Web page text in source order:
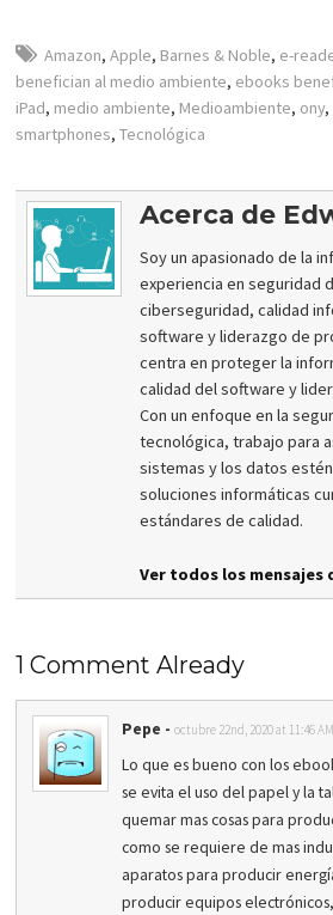
Amazon,Apple, Barnes & Noble, e-
benefician al medio ambiente, ebooks
iPad, medio ambiente, Medioambiente, ony,
smartphones,Tecnológica
Acerca de
Soy un apasionado de la
experiencia en seguridad
ciberseguridad, calidad
software y liderazgo de
centra en proteger la
calidad del software y
Con un enfoque en la
tecnológica, trabajo para
sistemas y los datos
soluciones informáticas
estándares de calidad.
Ver todos los mensajes
1 Comment Already
Pepe - octubre 22nd, 2020 at 11:46 AM
Lo que es bueno con los
se evita el uso del papel y la
quemar mas cosas para
como se requiere de mas
aparatos para producir
producir equipos